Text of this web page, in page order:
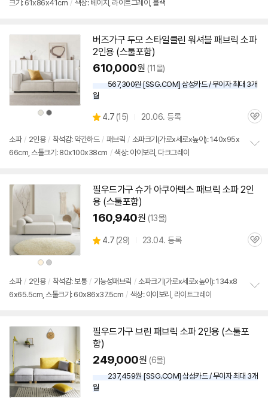
크기: 61x86x41cm / 색상: 베이지, 라이트그레이, 블랙
치
상
품
상
품
버즈가구 두모 스타일클린 워셔블 패브릭 소파
2인용 (스툴포함)
610,000원 (11몰)
567,300원 [SSG.COM] 삼성카드 / 무이자 최대 3개
월
별
점
4.7 (상
리
뷰
15) 20.06. 등록
관
소파 / 2인용 / 착석감: 약간하드 / 패브릭 / 소파크기(가로x세로x높이): 140x95x
66cm, 스툴크기: 80x100x38cm / 색상: 아이보리, 다크그레이
상
품
색
상
상
품
상
필우드가구 슈가 아쿠아텍스 패브릭 소파2인
용 (스툴포함)
160,940원 (13몰)
별
4.7 (상
뷰
29) 23.04. 등록
관
소파 / 2인용 / 착석감: 보통 / 기능성패브릭 / 소파크기(가로x세로x높이): 134x8
6x65.5cm, 스툴크기: 60x86x37.5cm / 색상: 아이보리, 라이트그레이
필우드가구 브린 패브릭 소파2인용 (스툴포
함)
249,000원 (6몰)
237,459원 [SSG.COM] 삼성카드 / 무이자 최대 3개
월